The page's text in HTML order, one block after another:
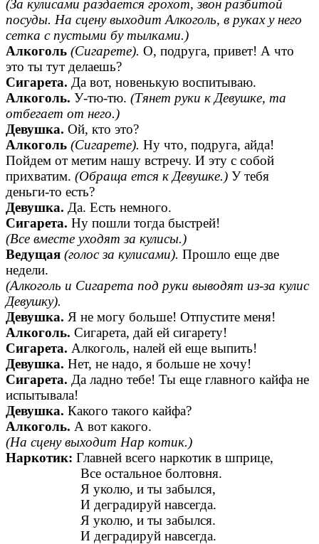
(За кулисами раздается грохот, звон разбитой
посуды. На сцену выходит Алкоголь, в руках у него
сетка с пустыми бу тылками.)
Алкоголь (Сигарете). О, подруга, привет! А что
это ты тут делаешь?
Сигарета. Да вот, новенькую воспитываю.
Алкоголь. У-тю-тю. (Тянет руки к Девушке, та
отбегает от него.)
Девушка. Ой, кто это?
Алкоголь (Сигарете). Ну что, подруга, айда!
Пойдем от метим нашу встречу. И эту с собой
прихватим. (Обраща ется к Девушке.) У тебя
деньги-то есть?
Девушка. Да. Есть немного.
Сигарета. Ну пошли тогда быстрей!
(Все вместе уходят за кулисы.)
Ведущая (голос за кулисами). Прошло еще две
недели.
(Алкоголь и Сигарета под руки выводят из-за кулис
Девушку).
Девушка. Я не могу больше! Отпустите меня!
Алкоголь. Сигарета, дай ей сигарету!
Сигарета. Алкоголь, налей ей еще выпить!
Девушка. Нет, не надо, я больше не хочу!
Сигарета. Да ладно тебе! Ты еще главного кайфа не
испытывала!
Девушка. Какого такого кайфа?
Алкоголь. А вот какого.
(На сцену выходит Нар котик.)
Наркотик: Главней всего наркотик в шприце,
Все остальное болтовня.
Я уколю, и ты забылся,
И деградируй навсегда.
Я уколю, и ты забылся.
И деградируй навсегда.